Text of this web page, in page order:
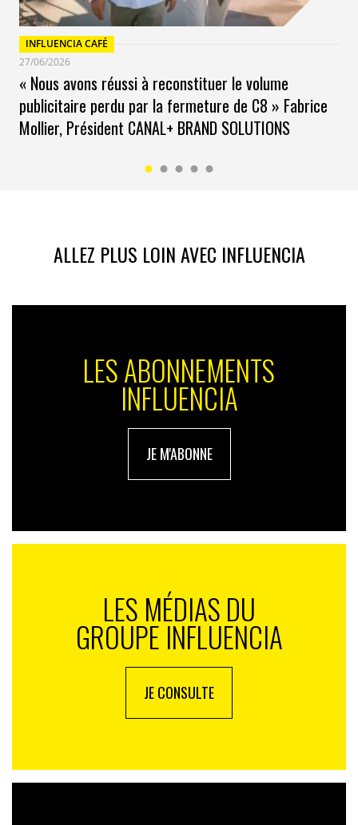
INFLUENCIA CAFÉ
27/06/2026
« Nous avons réussi à reconstituer le volume
publicitaire perdu par la fermeture de C8 » Fabrice
Mollier, Président CANAL+ BRAND SOLUTIONS
ALLEZ PLUS LOIN AVEC INFLUENCIA
LES ABONNEMENTS
INFLUENCIA
JE M'ABONNE
LES MÉDIAS DU
GROUPE INFLUENCIA
JE CONSULTE